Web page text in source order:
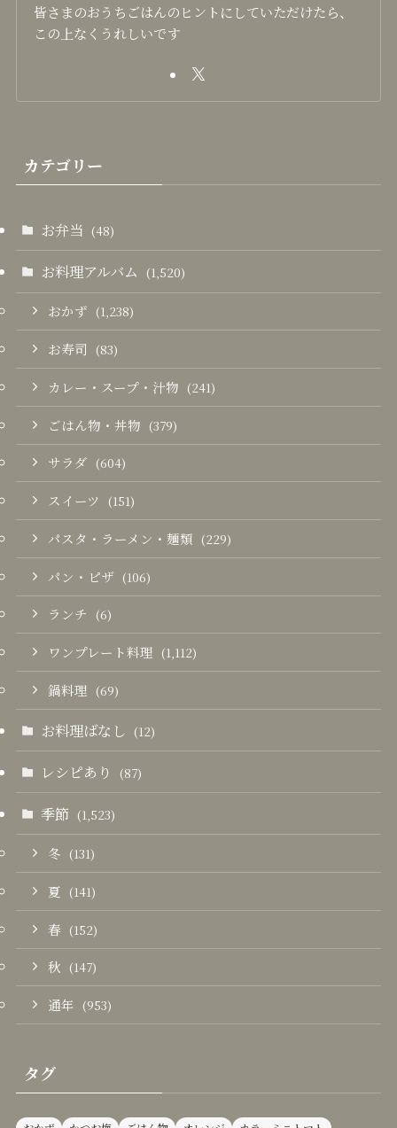
皆さまのおうちごはんのヒントにしていただけたら、
この上なくうれしいです
カテゴリー
お弁当 (48)
お料理アルバム (1,520)
おかず (1,238)
お寿司 (83)
カレー・スープ・汁物 (241)
ごはん物・丼物 (379)
サラダ (604)
スイーツ (151)
パスタ・ラーメン・麺類 (229)
パン・ピザ (106)
ランチ (6)
ワンプレート料理 (1,112)
鍋料理 (69)
お料理ばなし (12)
レシピあり (87)
季節 (1,523)
冬 (131)
夏 (141)
春 (152)
秋 (147)
通年 (953)
タグ